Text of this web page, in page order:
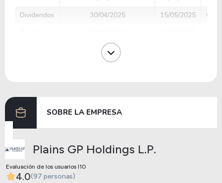
Dividendos
30/04/2025 15/05/2025
30/10/2024
SOBRE LA EMPRESA
Plains GP Holdings L.P.
Evaluación de los usuarios I10
4.0(97 personas)